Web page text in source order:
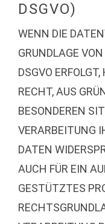
DSGVO)
WENN DIE
GRUNDLAGE
DSGVO
RECHT, AUS
BESONDEREN
VERARBEITUNG
DATEN
AUCH FÜR EIN
GESTÜTZTES